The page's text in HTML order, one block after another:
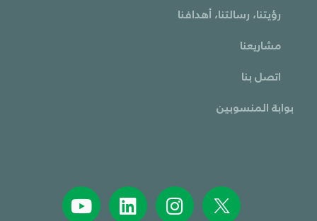
رؤيتنا، رسالتنا، أهدافنا
مشاريعنا
اتصل بنا
بوابة المنسوبين